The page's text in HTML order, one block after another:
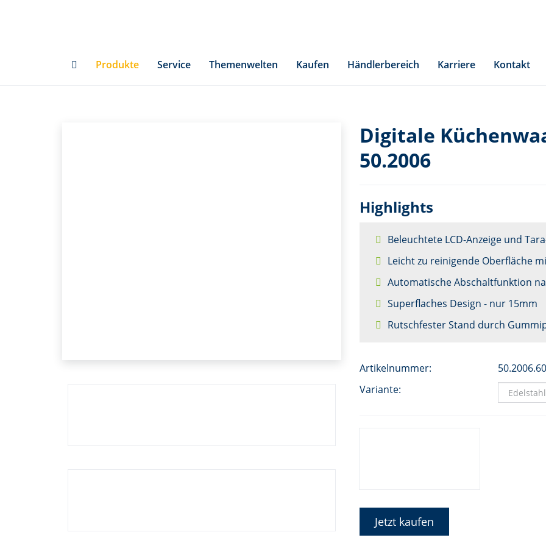
Produkte
Service Themenwelten Kaufen Händlerbereich Karriere Kontakt
Digitale
50.2006
Highlights
Beleuchtete LCD-Anzeige und
Leicht zu reinigende Oberfläche
Automatische Abschaltfunktion
Superflaches Design - nur 15mm
Rutschfester Stand durch
Artikelnummer:
50.2006.60
Variante:
Jetzt kaufen